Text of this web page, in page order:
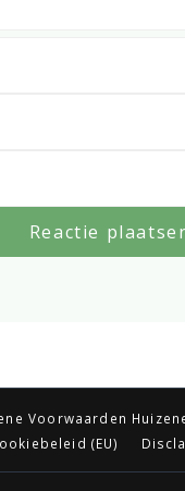
Voorwaarden
(EU)